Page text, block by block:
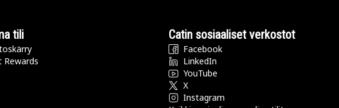
tili
Rewards
Catin sosiaaliset verkostot
Facebook
LinkedIn
YouTube
X
Instagram